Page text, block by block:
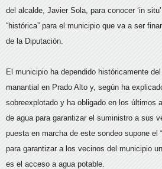
del alcalde, Javier Sola, para conocer ‘in
“histórica” para el municipio que va a ser
de la Diputación.
El municipio ha dependido históricamente
manantial en Prado Alto y, según ha
sobreexplotado y ha obligado en los últimos
de agua para garantizar el suministro a sus
puesta en marcha de este sondeo supone el
para garantizar a los vecinos del municipio
es el acceso a agua potable.